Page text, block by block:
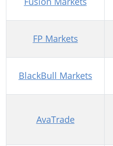
FP Markets
BlackBull Markets
AvaTrade